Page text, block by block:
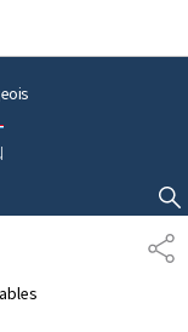
AFFICHER / MASQUER LA RECHERCHE
P
A